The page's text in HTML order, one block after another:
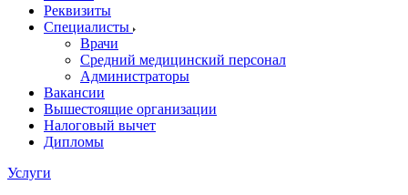
Реквизиты
Специалисты
Врачи
Средний медицинский персонал
Администраторы
Вакансии
Вышестоящие организации
Налоговый вычет
Дипломы
Услуги